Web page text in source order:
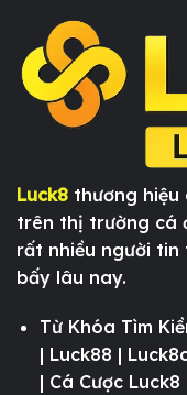
Luck8 thương hiệu
trên thị trường cá
rất nhiều người
bấy lâu nay.
Từ Khóa Tìm
| Luck88 |
| Cá Cược